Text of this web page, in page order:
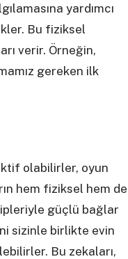
yardımcı
Bu fiziksel
verir. Örneğin,
gereken ilk
olabilirler, oyun
hem fiziksel hem de
güçlü bağlar
sizinle birlikte evin
Bu zekaları,